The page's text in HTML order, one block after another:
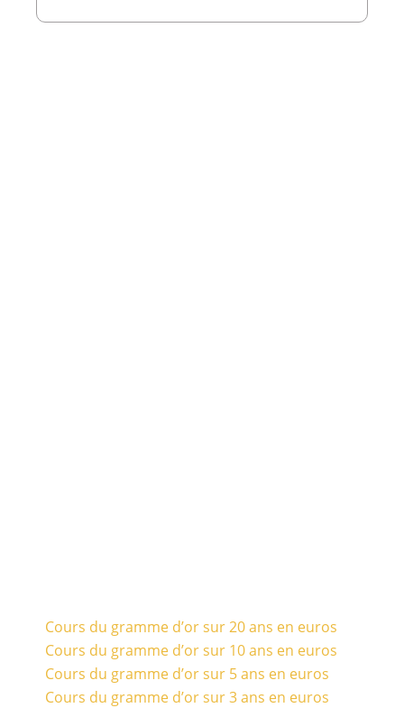
Cours du gramme d’or sur 20 ans en euros
Cours du gramme d’or sur 10 ans en euros
Cours du gramme d’or sur 5 ans en euros
Cours du gramme d’or sur 3 ans en euros